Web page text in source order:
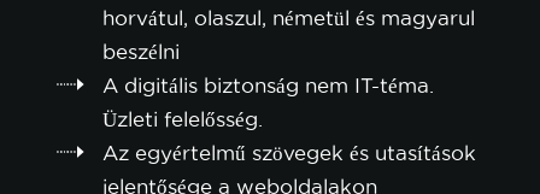
horvátul, olaszul, németül és magyarul
beszélni
A digitális biztonság nem IT-téma.
Üzleti felelősség.
Az egyértelmű szövegek és utasítások
jelentősége a weboldalakon